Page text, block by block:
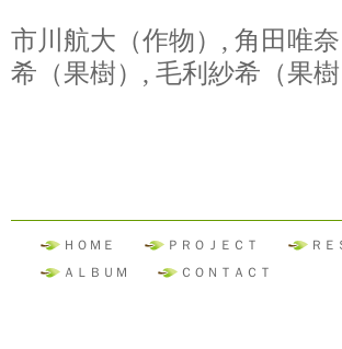
市川航大（作物）, 角田唯
希（果樹）, 毛利紗希（果樹
ＨＯＭＥ ＰＲＯＪＥＣＴ ＲＥ
ＡＬＢＵＭ
ＣＯＮＴＡＣＴ